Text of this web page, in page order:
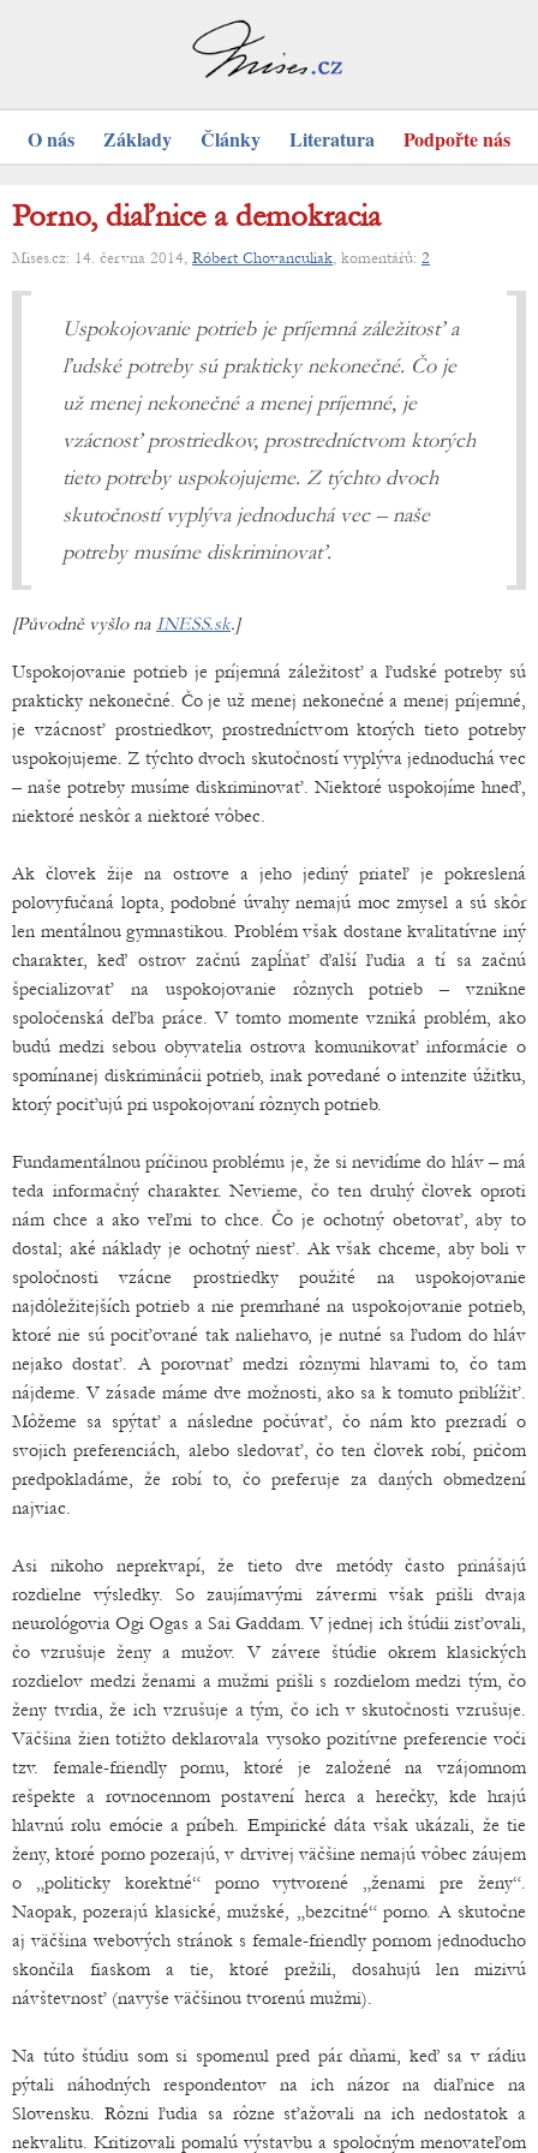
O nás Základy Články Literatura Podpořte nás
Porno, diaľnice a demokracia
Mises.cz: 14. června 2014, Róbert Chovanculiak, komentářů: 2
Uspokojovanie potrieb je príjemná záležitosť a
ľudské potreby sú prakticky nekonečné. Čo je
už menej nekonečné a menej príjemné, je
vzácnosť prostriedkov, prostredníctvom ktorých
tieto potreby uspokojujeme. Z týchto dvoch
skutočností vyplýva jednoduchá vec – naše
potreby musíme diskriminovať.
[Původně vyšlo na INESS.sk.]
Uspokojovanie potrieb je príjemná záležitosť a ľudské potreby sú
prakticky nekonečné. Čo je už menej nekonečné a menej príjemné,
je vzácnosť prostriedkov, prostredníctvom ktorých tieto potreby
uspokojujeme. Z týchto dvoch skutočností vyplýva jednoduchá vec
– naše potreby musíme diskriminovať. Niektoré uspokojíme hneď,
niektoré neskôr a niektoré vôbec.
Ak človek žije na ostrove a jeho jediný priateľ je pokreslená
polovyfučaná lopta, podobné úvahy nemajú moc zmysel a sú skôr
len mentálnou gymnastikou. Problém však dostane kvalitatívne iný
charakter, keď ostrov začnú zapĺňať ďalší ľudia a tí sa začnú
špecializovať na uspokojovanie rôznych potrieb – vznikne
spoločenská deľba práce. V tomto momente vzniká problém, ako
budú medzi sebou obyvatelia ostrova komunikovať informácie o
spomínanej diskriminácii potrieb, inak povedané o intenzite úžitku,
ktorý pociťujú pri uspokojovaní rôznych potrieb.
Fundamentálnou príčinou problému je, že si nevidíme do hláv – má
teda informačný charakter. Nevieme, čo ten druhý človek oproti
nám chce a ako veľmi to chce. Čo je ochotný obetovať, aby to
dostal; aké náklady je ochotný niesť. Ak však chceme, aby boli v
spoločnosti vzácne prostriedky použité na uspokojovanie
najdôležitejších potrieb a nie premrhané na uspokojovanie potrieb,
ktoré nie sú pociťované tak naliehavo, je nutné sa ľudom do hláv
nejako dostať. A porovnať medzi rôznymi hlavami to, čo tam
nájdeme. V zásade máme dve možnosti, ako sa k tomuto priblížiť.
Môžeme sa spýtať a následne počúvať, čo nám kto prezradí o
svojich preferenciách, alebo sledovať, čo ten človek robí, pričom
predpokladáme, že robí to, čo preferuje za daných obmedzení
najviac.
Asi nikoho neprekvapí, že tieto dve metódy často prinášajú
rozdielne výsledky. So zaujímavými závermi však prišli dvaja
neurológovia Ogi Ogas a Sai Gaddam. V jednej ich štúdii zisťovali,
čo vzrušuje ženy a mužov. V závere štúdie okrem klasických
rozdielov medzi ženami a mužmi prišli s rozdielom medzi tým, čo
ženy tvrdia, že ich vzrušuje a tým, čo ich v skutočnosti vzrušuje.
Väčšina žien totižto deklarovala vysoko pozitívne preferencie voči
tzv. female-friendly pornu, ktoré je založené na vzájomnom
rešpekte a rovnocennom postavení herca a herečky, kde hrajú
hlavnú rolu emócie a príbeh. Empirické dáta však ukázali, že tie
ženy, ktoré porno pozerajú, v drvivej väčšine nemajú vôbec záujem
o „politicky korektné“ porno vytvorené „ženami pre ženy“.
Naopak, pozerajú klasické, mužské, „bezcitné“ porno. A skutočne
aj väčšina webových stránok s female-friendly pornom jednoducho
skončila fiaskom a tie, ktoré prežili, dosahujú len mizivú
návštevnosť (navyše väčšinou tvorenú mužmi).
Na túto štúdiu som si spomenul pred pár dňami, keď sa v rádiu
pýtali náhodných respondentov na ich názor na diaľnice na
Slovensku. Rôzni ľudia sa rôzne sťažovali na ich nedostatok a
nekvalitu. Kritizovali pomalú výstavbu a spoločným menovateľom